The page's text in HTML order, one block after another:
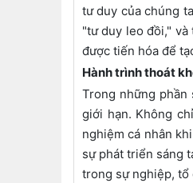
tư duy của chúng
"tư duy leo đồi,"
được tiến hóa để
Hành trình thoát
Trong những phần
giới hạn. Không
nghiệm cá nhân
sự phát triển sáng
trong sự nghiệp, tổ